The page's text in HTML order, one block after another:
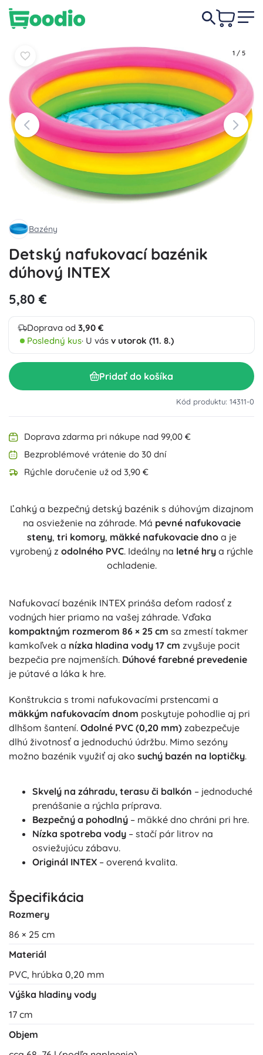
1 / 5
Bazény
Detský nafukovací bazénik
dúhový INTEX
5,80 €
Doprava od 3,90 €
Posledný kus· U vás v utorok (11. 8.)
Pridať do košíka
Kód produktu: 14311-0
Doprava zdarma pri nákupe nad 99,00 €
Bezproblémové vrátenie do 30 dní
Rýchle doručenie už od 3,90 €
Ľahký a bezpečný detský bazénik s dúhovým dizajnom
na osvieženie na záhrade. Má pevné nafukovacie
steny, tri komory, mäkké nafukovacie dnoa je
vyrobený z odolného PVC. Ideálny na letné hry a rýchle
ochladenie.
Nafukovací bazénik INTEX prináša deťom radosť z
vodných hier priamo na vašej záhrade. Vďaka
kompaktným rozmerom 86 × 25 cm sa zmestí takmer
kamkoľvek a nízka hladina vody 17 cm zvyšuje pocit
bezpečia pre najmenších. Dúhové farebné prevedenie
je pútavé a láka k hre.
Konštrukcia s tromi nafukovacími prstencami a
mäkkým nafukovacím dnom poskytuje pohodlie aj pri
dlhšom šantení. Odolné PVC (0,20 mm) zabezpečuje
dlhú životnosť a jednoduchú údržbu. Mimo sezóny
možno bazénik využiť aj ako suchý bazén na loptičky.
Skvelý na záhradu, terasu či balkón – jednoduché
prenášanie a rýchla príprava.
Bezpečný a pohodlný – mäkké dno chráni pri hre.
Nízka spotreba vody – stačí pár litrov na
osviežujúcu zábavu.
Originál INTEX – overená kvalita.
Špecifikácia
Rozmery
86 × 25 cm
Materiál
PVC, hrúbka 0,20 mm
Výška hladiny vody
17 cm
Objem
5,80 € Do košíka